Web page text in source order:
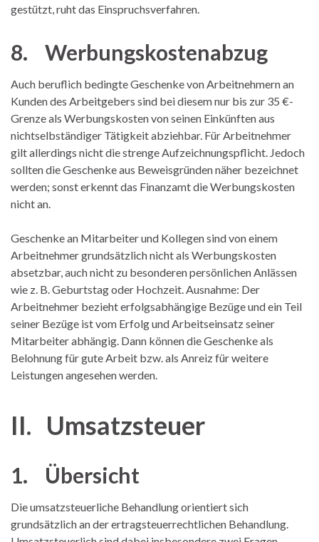
gestützt, ruht das Einspruchsverfahren.
8. Werbungskostenabzug
Auch beruflich bedingte Geschenke von Arbeitnehmern an
Kunden des Arbeitgebers sind bei diesem nur bis zur 35 €-
Grenze als Werbungskosten von seinen Einkünften aus
nichtselbständiger Tätigkeit abziehbar. Für Arbeitnehmer
gilt allerdings nicht die strenge Aufzeichnungspflicht. Jedoch
sollten die Geschenke aus Beweisgründen näher bezeichnet
werden; sonst erkennt das Finanzamt die Werbungskosten
nicht an.
Geschenke an Mitarbeiter und Kollegen sind von einem
Arbeitnehmer grundsätzlich nicht als Werbungskosten
absetzbar, auch nicht zu besonderen persönlichen Anlässen
wie z. B. Geburtstag oder Hochzeit. Ausnahme: Der
Arbeitnehmer bezieht erfolgsabhängige Bezüge und ein Teil
seiner Bezüge ist vom Erfolg und Arbeitseinsatz seiner
Mitarbeiter abhängig. Dann können die Geschenke als
Belohnung für gute Arbeit bzw. als Anreiz für weitere
Leistungen angesehen werden.
II. Umsatzsteuer
1. Übersicht
Die umsatzsteuerliche Behandlung orientiert sich
grundsätzlich an der ertragsteuerrechtlichen Behandlung.